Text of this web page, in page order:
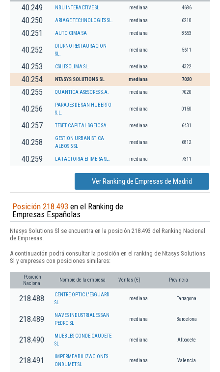
40.249 NBU INTERACTIVE SL. mediana 4686
40.250 ARIAGE TECHNOLOGIES SL. mediana 6210
40.251 AUTO CIMA SA mediana 8553
40.252
DIURNO RESTAURACION
SL.
mediana 5611
40.253 CSILESCLIMA SL. mediana 4322
40.254 NTASYS SOLUTIONS SL mediana 7020
40.255 QUANTICA ASESORES S.A. mediana 7020
40.256
PARAJES DE SAN HUBERTO
S.L.
mediana 0150
40.257 TESET CAPITAL SGEIC SA. mediana 6431
40.258
GESTION URBANISTICA
ALBOS 5 SL
mediana 6812
40.259 LA FACTORIA EFIMERA SL. mediana 7311
Ver Ranking de Empresas de Madrid
Posición 218.493 en el Ranking de
Empresas Españolas
Ntasys Solutions Sl se encuentra en la posición 218.493 del Ranking Nacional
de Empresas.
A continuación podrá consultar la posición en el ranking de Ntasys Solutions
Sl y empresas con posiciones similares:
Posición
Nacional
Nombre de la empresa Ventas (€) Provincia
218.488
CENTRE OPTIC L'ESGUARD
SL
mediana Tarragona
218.489
NAVES INDUSTRIALES SAN
PEDRO SL
mediana Barcelona
218.490
MUEBLES CONDE CAUDETE
SL
mediana Albacete
218.491
IMPERMEABILIZACIONES
ONDUMET SL
mediana Valencia